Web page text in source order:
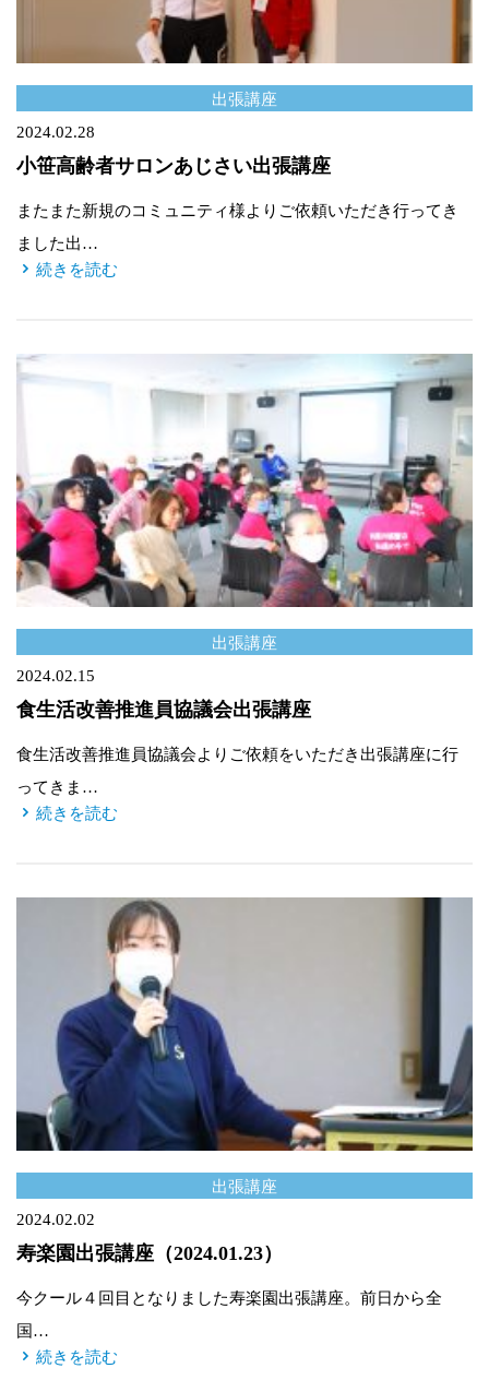
出張講座
2024.02.28
小笹高齢者サロンあじさい出張講座
またまた新規のコミュニティ様よりご依頼いただき行ってき
ました出…
続きを読む
出張講座
2024.02.15
食生活改善推進員協議会出張講座
食生活改善推進員協議会よりご依頼をいただき出張講座に行
ってきま…
続きを読む
出張講座
2024.02.02
寿楽園出張講座（2024.01.23）
今クール４回目となりました寿楽園出張講座。前日から全
国…
続きを読む